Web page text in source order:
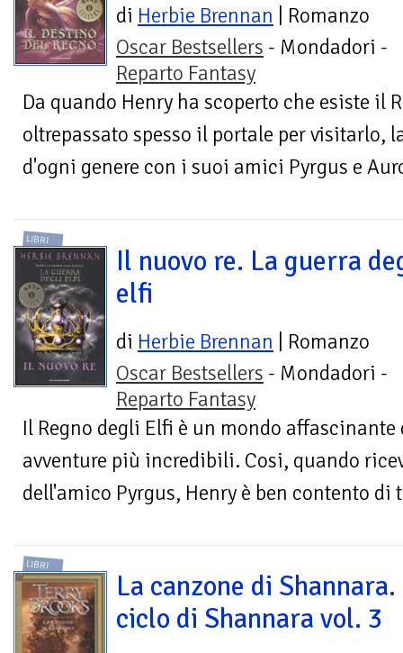
di Herbie Brennan | Romanzo
Oscar Bestsellers - Mondadori -
Reparto Fantasy
Da quando Henry ha scoperto che esiste il
oltrepassato spesso il portale per visitarlo,
d'ogni genere con i suoi amici Pyrgus e
LIBRI
Il nuovo re. La guerra
elfi
di Herbie Brennan | Romanzo
Oscar Bestsellers - Mondadori -
Reparto Fantasy
Il Regno degli Elfi è un mondo
avventure più incredibili. Cosi, quando
dell'amico Pyrgus, Henry è ben contento di
LIBRI
La canzone di
ciclo di Shannara vol. 3